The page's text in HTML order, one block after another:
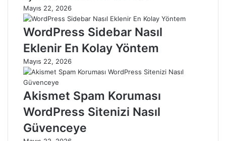
Mayıs 22, 2026
WordPress Sidebar Nasıl
Eklenir En Kolay Yöntem
Mayıs 22, 2026
Akismet Spam Koruması
WordPress Sitenizi Nasıl
Güvenceye